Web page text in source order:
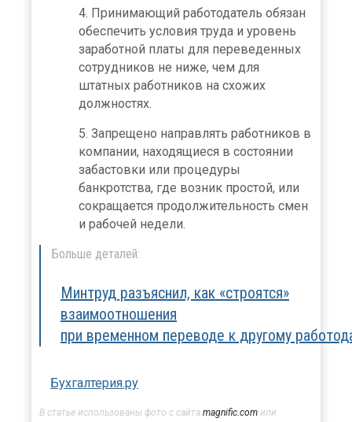
Принимающий работодатель обязан
обеспечить условия труда и уровень
заработной платы для переведенных
сотрудников не ниже, чем для
штатных работников на схожих
должностях.
Запрещено направлять работников в
компании, находящиеся в состоянии
забастовки или процедуры
банкротства, где возник простой, или
сокращается продолжительность смен
и рабочей недели.
Больше деталей:
Минтруд разъяснил, как «строятся»
взаимоотношения
при временном переводе к другому
Бухгалтерия.ру
В статье использованы фото с сайта magnific.com или